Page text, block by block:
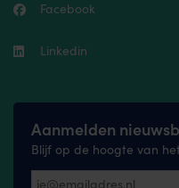
Facebook
Linkedin
Aanmelden
Blijf op de hoogte van